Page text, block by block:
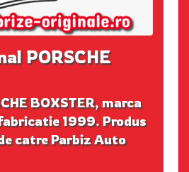
PORSCHE
BOXSTER, marca
1999. Produs
catre Parbiz Auto